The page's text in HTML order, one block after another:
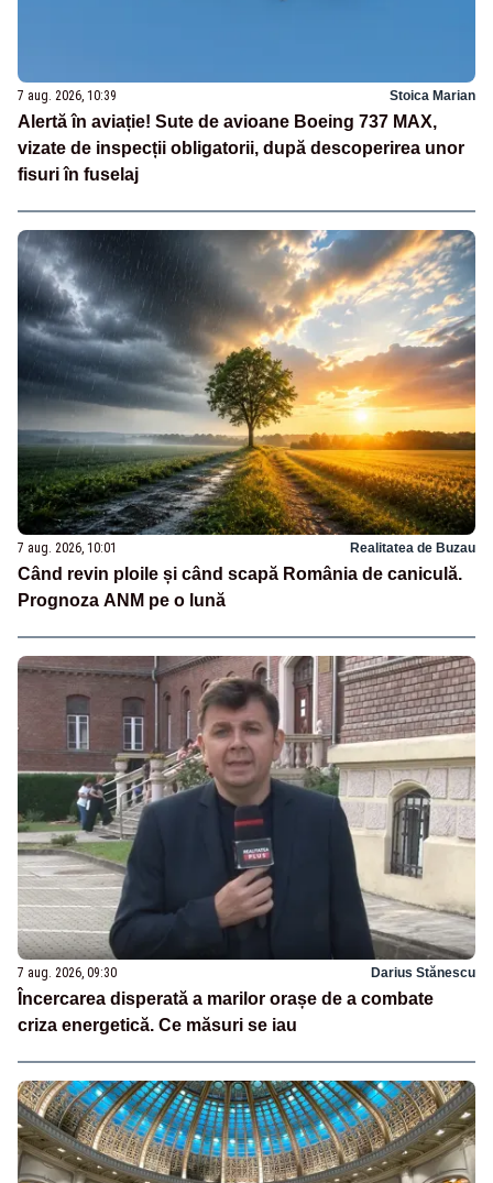
7 aug. 2026, 10:39 Stoica Marian
Alertă în aviație! Sute de avioane Boeing 737 MAX,
vizate de inspecții obligatorii, după descoperirea unor
fisuri în fuselaj
7 aug. 2026, 10:01 Realitatea de Buzau
Când revin ploile și când scapă România de caniculă.
Prognoza ANM pe o lună
7 aug. 2026, 09:30 Darius Stănescu
Încercarea disperată a marilor orașe de a combate
criza energetică. Ce măsuri se iau